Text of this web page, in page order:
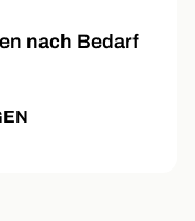
nach Bedarf